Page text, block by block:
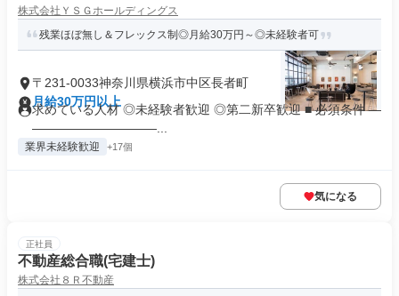
株式会社ＹＳＧホールディングス
残業ほぼ無し＆フレックス制◎月給30万円～◎未経験者可
〒231-0033神奈川県横浜市中区長者町
月給30万円以上
求めている人材 ◎未経験者歓迎 ◎第二新卒歓迎 ■ 必須条件 ―
――――――――――...
業界未経験歓迎 +17個
気になる
正社員
不動産総合職(宅建士)
株式会社８Ｒ不動産